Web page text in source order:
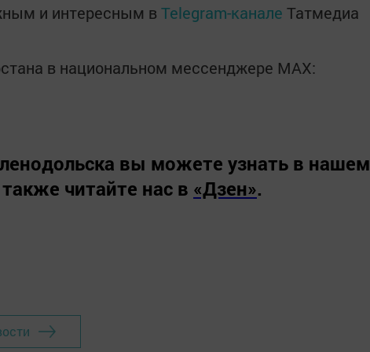
и интересным в Telegram-канале Татмедиа
в национальном мессенджере MАХ:
вы можете узнать в нашем
читайте нас в «Дзен».